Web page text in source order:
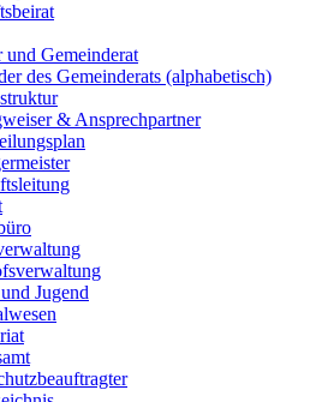
und Gemeinderat
des Gemeinderats (alphabetisch)
& Ansprechpartner
Jugend